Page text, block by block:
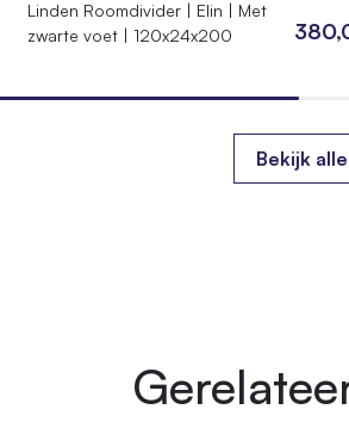
Linden Roomdivider | Elin | Met
zwarte voet | 120x24x200
Bekijk